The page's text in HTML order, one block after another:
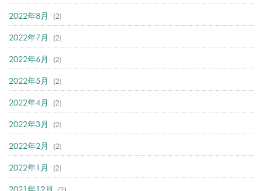
2022年8月 (2)
2022年7月 (2)
2022年6月 (2)
2022年5月 (2)
2022年4月 (2)
2022年3月 (2)
2022年2月 (2)
2022年1月 (2)